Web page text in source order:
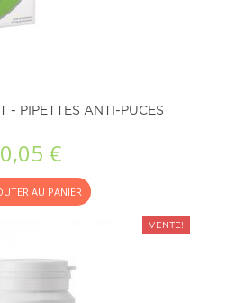
- PIPETTES ANTI-PUCES
€
AU PANIER
VENTE!